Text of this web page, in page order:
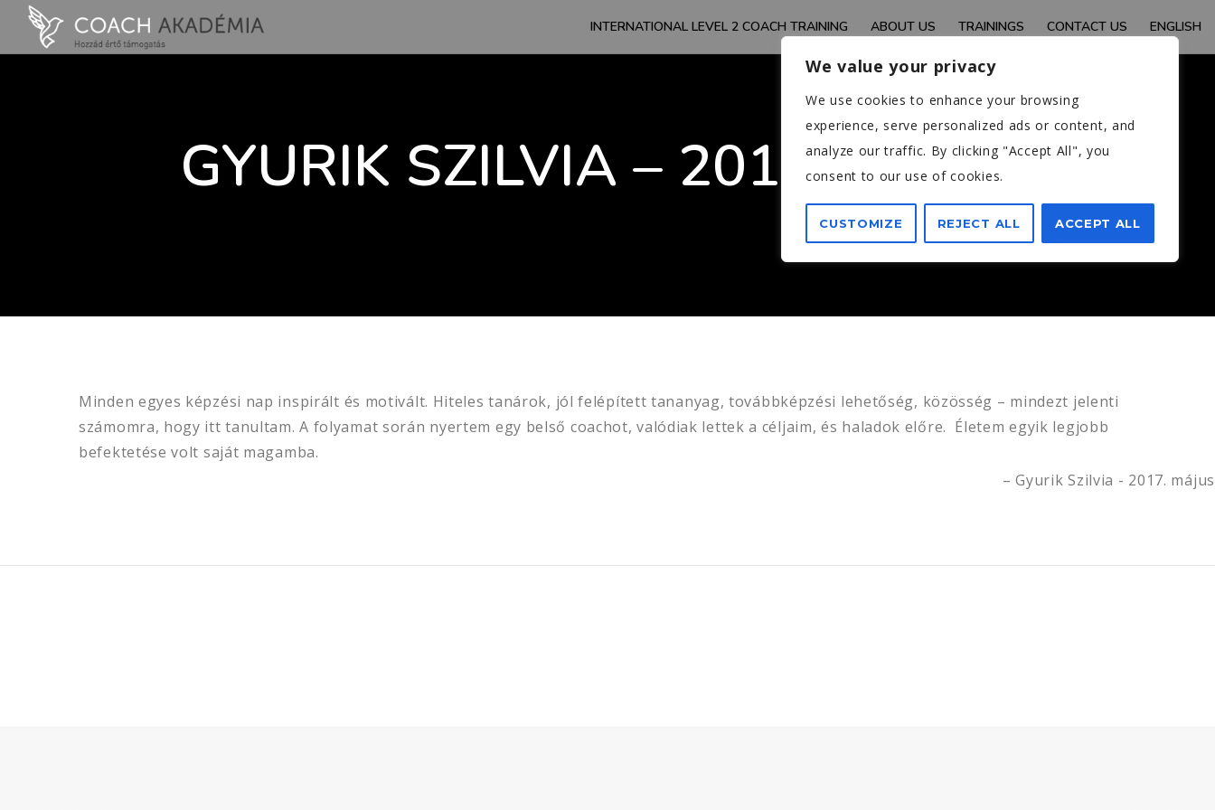
We value your privacy
We use cookies to enhance your browsing
experience, serve personalized ads or content, and
analyze our traffic. By clicking "Accept All", you
consent to our use of cookies.
CUSTOMIZE REJECT ALL ACCEPT ALL
INTERNATIONAL LEVEL 2 COACH TRAINING ABOUT US TRAININGS CONTACT US ENGLISH
GYURIK SZILVIA – 2017. MÁJUS
Minden egyes képzési nap inspirált és motivált. Hiteles tanárok, jól felépített tananyag, továbbképzési lehetőség, közösség – mindezt jelenti
számomra, hogy itt tanultam. A folyamat során nyertem egy belső coachot, valódiak lettek a céljaim, és haladok előre. Életem egyik legjobb
befektetése volt saját magamba.
Gyurik Szilvia - 2017. május